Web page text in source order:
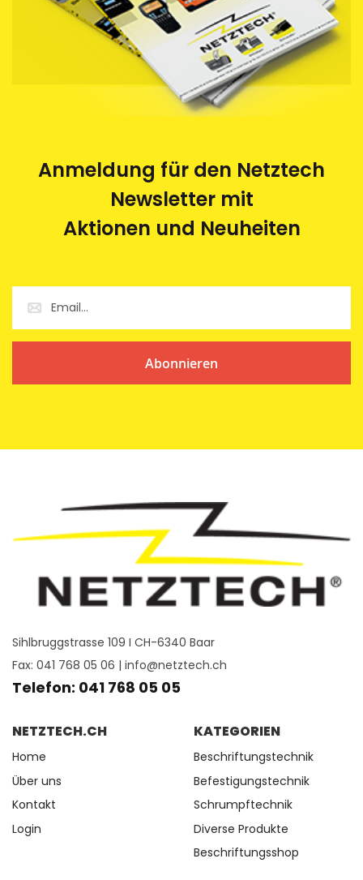
Anmeldung für den Netztech
Newsletter mit
Aktionen und Neuheiten
Abonnieren
Sihlbruggstrasse 109 I CH-6340 Baar
Fax: 041 768 05 06 | info@netztech.ch
Telefon: 041 768 05 05
NETZTECH.CH
Home
Über uns
Kontakt
Login
KATEGORIEN
Beschriftungstechnik
Befestigungstechnik
Schrumpftechnik
Diverse Produkte
Beschriftungsshop